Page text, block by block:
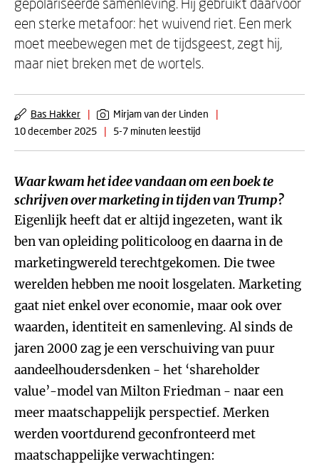
een sterke metafoor: het wuivend riet. Een merk
moet meebewegen met de tijdsgeest, zegt hij,
maar niet breken met de wortels.
Bas Hakker | Mirjam van der Linden
|
10 december 2025
| 5-7 minuten leestijd
Waar kwam het idee vandaan om een boek te
schrijven over marketing in tijden van Trump?
Eigenlijk heeft dat er altijd ingezeten, want ik
ben van opleiding politicoloog en daarna in de
marketingwereld terechtgekomen. Die twee
werelden hebben me nooit losgelaten. Marketing
gaat niet enkel over economie, maar ook over
waarden, identiteit en samenleving. Al sinds de
jaren 2000 zag je een verschuiving van puur
aandeelhoudersdenken - het ‘shareholder
value’-model van Milton Friedman - naar een
meer maatschappelijk perspectief. Merken
werden voortdurend geconfronteerd met
maatschappelijke verwachtingen: